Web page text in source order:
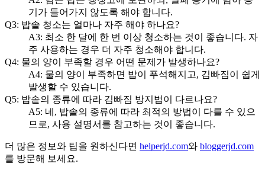
기가 들어가지 않도록 해야 합니다.
Q3: 밥솥 청소는 얼마나 자주 해야 하나요?
A3: 최소 한 달에 한 번 이상 청소하는 것이 좋습니다. 자
주 사용하는 경우 더 자주 청소해야 합니다.
Q4: 물의 양이 부족할 경우 어떤 문제가 발생하나요?
A4: 물의 양이 부족하면 밥이 푸석해지고, 김빠짐이 쉽게
발생할 수 있습니다.
Q5: 밥솥의 종류에 따라 김빠짐 방지법이 다르나요?
A5: 네, 밥솥의 종류에 따라 최적의 방법이 다를 수 있으
므로, 사용 설명서를 참고하는 것이 좋습니다.
더 많은 정보와 팁을 원하신다면 helperjd.com와 bloggerjd.com
를 방문해 보세요.